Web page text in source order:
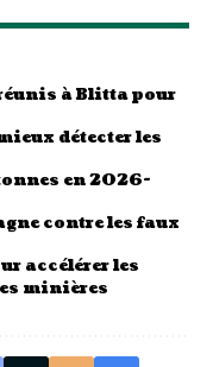
à Blitta pour
détecter les
en 2026-
contre les faux
accélérer les
minières